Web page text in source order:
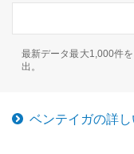
最新データ最大1,000件
出。
ベンテイガの詳